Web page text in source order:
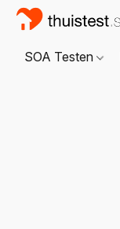
SOA Testen